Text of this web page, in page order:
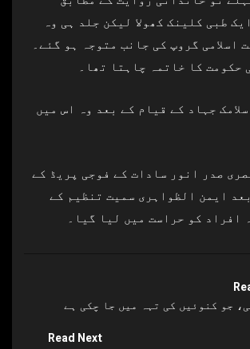
طبی کلینک کھولا لیکن جلد ہی وہ
اسلامی گروپ کی جانب متوجہ ہو گئے۔
حکومت کا خاتمہ چاہتا تھا۔
میں اسلامک جہاد کے قیام کے بعد وہ اس میں
میں مصری صدر انور سادات کے فوجی پریڈ کے
ایمن الظواہری سمیت تنظیم کے
افراد کو حراست میں لیا گیا۔
جو کنوئیں کی تہہ میں جا چکی ہے
Read Next